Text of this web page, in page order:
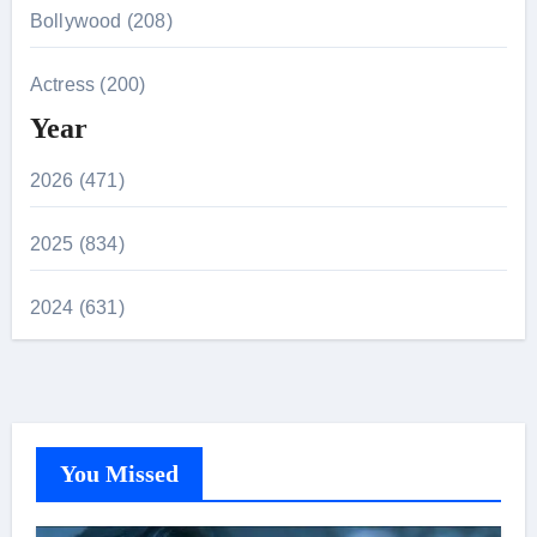
Bollywood (208)
Actress (200)
Year
2026 (471)
2025 (834)
2024 (631)
You Missed